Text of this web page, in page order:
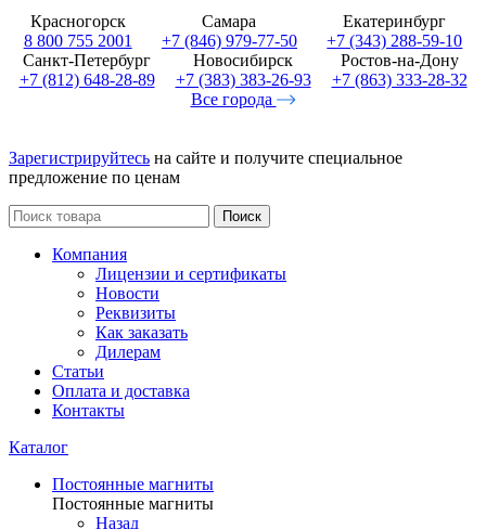
Красногорск
8 800 755 2001
Самара
+7 (846) 979-77-50
Екатеринбург
+7 (343) 288-59-10
Санкт-Петербург
+7 (812) 648-28-89
Новосибирск
+7 (383) 383-26-93
Ростов-на-Дону
+7 (863) 333-28-32
Все города
Зарегистрируйтесь на сайте и получите специальное
предложение по ценам
Поиск
Компания
Лицензии и сертификаты
Новости
Реквизиты
Как заказать
Дилерам
Статьи
Оплата и доставка
Контакты
Каталог
Постоянные магниты
Постоянные магниты
Назад